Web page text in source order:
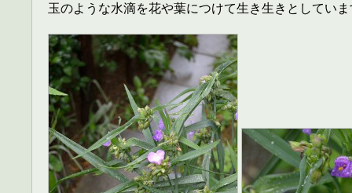
玉のような水滴を花や葉につけて生き生きとしてい